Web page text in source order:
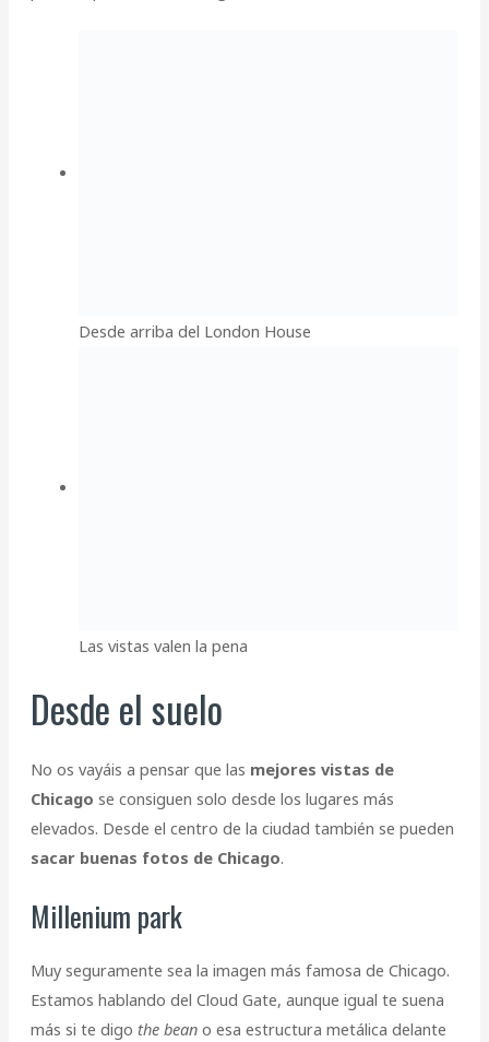
Desde arriba del London House
Las vistas valen la pena
Desde el suelo
No os vayáis a pensar que las mejores vistas de
Chicago se consiguen solo desde los lugares más
elevados. Desde el centro de la ciudad también se pueden
sacar buenas fotos de Chicago.
Millenium park
Muy seguramente sea la imagen más famosa de Chicago.
Estamos hablando del Cloud Gate, aunque igual te suena
más si te digo the beano esa estructura metálica delante